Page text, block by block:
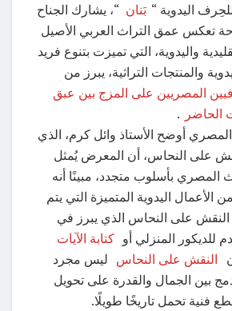
اليدوية “ بَنان “، يشارك الجناح
تعكس عمق التراث العربي الأصيل
واليدوية، التي تميزت بتنوع فريد
والمنتجات التراثية، يبرز من
المصريين على المزج بين عبق
الحاضر .
أوضح الأستاذ وائل كرم، الذي
على النحاس، أن المعرض يُمثل
المصري بأسلوب متجدد، مبينًا أنه
اليدوية المتميزة التي يتم
على النحاس الذي يبرز في
للديكور المنزلي أو كتابة الآيات
النقش على النحاس ليس مجرد
بين الجمال والقدرة على تحويل
فنية تحمل تاريخًا طويلًا.